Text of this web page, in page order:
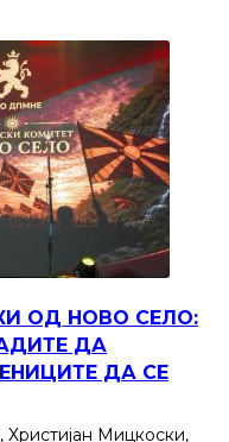
ОД НОВО СЕЛО:
ДА
ДА СЕ
Христијан Мицкоски,